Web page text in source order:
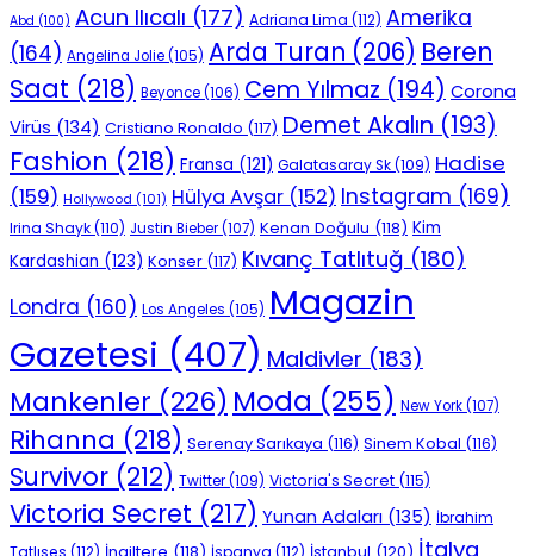
Abd (100) Acun Ilıcalı (177) Adriana Lima (112) Amerika
(164) Angelina Jolie(105) Arda Turan (206) Beren
Saat (218) Beyonce(106) Cem Yılmaz (194) Corona
Virüs (134) Cristiano Ronaldo (117) Demet Akalın (193)
Fashion (218) Fransa (121) Galatasaray Sk(109) Hadise
(159) Hollywood (101) Hülya Avşar (152) Instagram (169)
Irina Shayk(110) Justin Bieber(107) Kenan Doğulu (118) Kim
Kardashian (123) Konser (117) Kıvanç Tatlıtuğ (180)
Londra (160) Los Angeles (105) Magazin
Gazetesi (407) Maldivler (183)
Mankenler (226) Moda (255) New York(107)
Rihanna (218) Serenay Sarıkaya (116) Sinem Kobal (116)
Survivor (212) Twitter(109) Victoria's Secret (115)
Victoria Secret (217) Yunan Adaları (135) İbrahim
Tatlıses (112) İspanya (112)
İtalya